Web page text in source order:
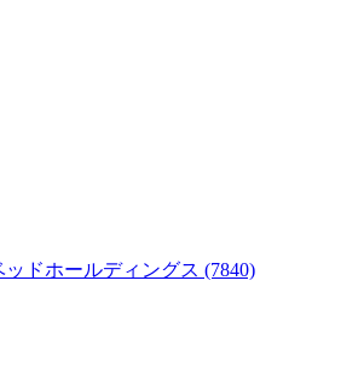
ッドホールディングス (7840)